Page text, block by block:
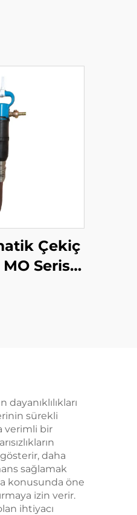
Çekiç
Serisi
sürekli
verimli bir
daha
sağlamak
konusunda öne
izin verir.
ihtiyacı